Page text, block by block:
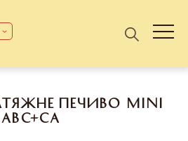
ПЕЧИВО MINI
ABC+CA